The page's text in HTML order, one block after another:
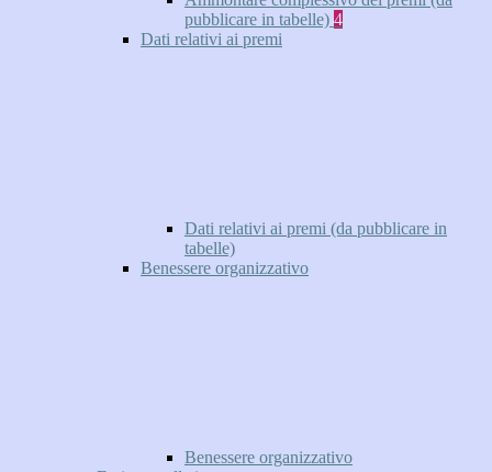
pubblicare in tabelle) 4
Dati relativi ai premi
Dati relativi ai premi (da pubblicare in
tabelle)
Benessere organizzativo
Benessere organizzativo